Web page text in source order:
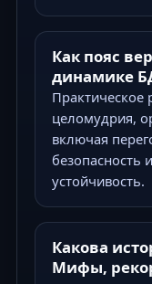
Как пояс
динамике
Практическое
целомудрия,
включая
безопасность
устойчивость.
Какова
Мифы,